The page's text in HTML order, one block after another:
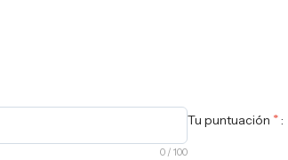
0 / 100
Tu puntuación *